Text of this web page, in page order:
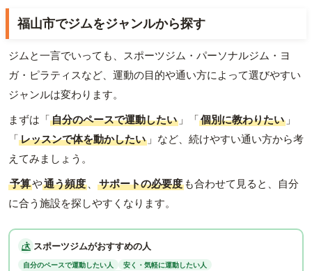
福山市でジムをジャンルから探す
ジムと一言でいっても、スポーツジム・パーソナルジム・ヨ
ガ・ピラティスなど、運動の目的や通い方によって選びやすい
ジャンルは変わります。
まずは「自分のペースで運動したい 」「個別に教わりたい 」
「レッスンで体を動かしたい 」など、続けやすい通い方から考
えてみましょう。
予算や通う頻度 、 サポートの必要度 も合わせて見ると、自分
に合う施設を探しやすくなります。
スポーツジムがおすすめの人
自分のペースで運動したい人
安く・気軽に運動したい人